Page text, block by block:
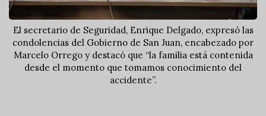
El secretario de Seguridad, Enrique Delgado, expresó las
condolencias del Gobierno de San Juan, encabezado por
Marcelo Orrego y destacó que “la familia está contenida
desde el momento que tomamos conocimiento del
accidente”.